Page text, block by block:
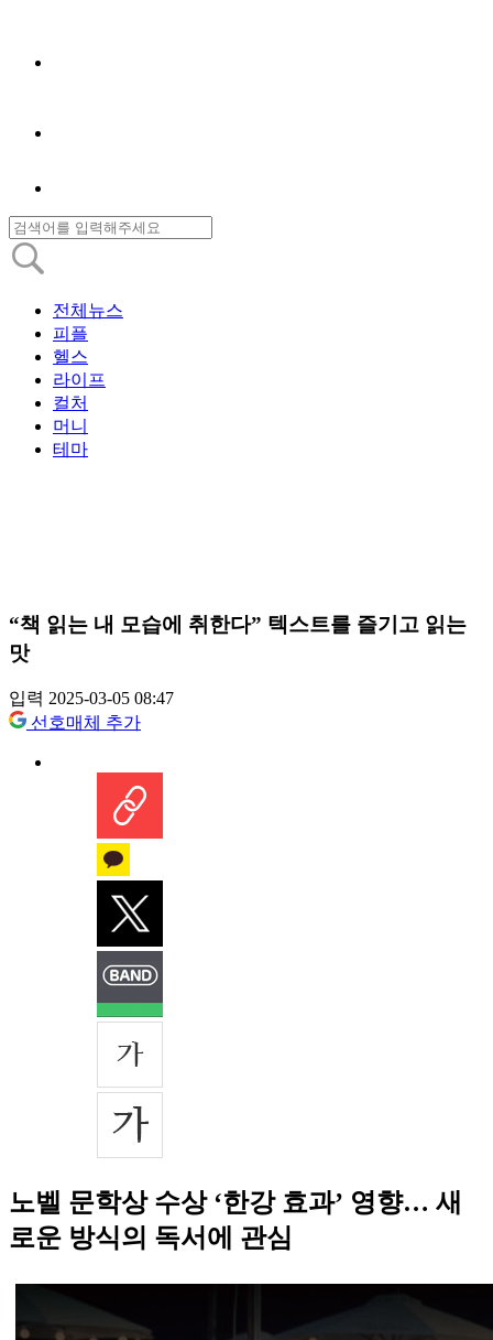
전체뉴스
피플
헬스
라이프
컬처
머니
테마
“책 읽는 내 모습에 취한다” 텍스트를 즐기고 읽는
맛
입력 2025-03-05 08:47
선호매체 추가
노벨 문학상 수상 ‘한강 효과’ 영향… 새
로운 방식의 독서에 관심